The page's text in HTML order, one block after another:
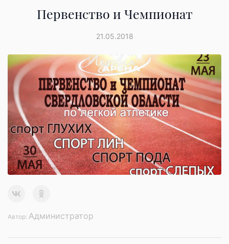
Первенство и Чемпионат
21.05.2018
Автор: Администратор